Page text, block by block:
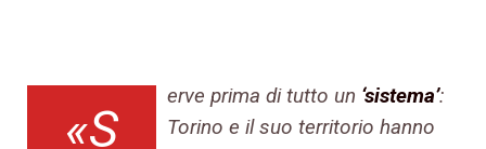
«S
erve prima di tutto un ‘sistema’:
Torino e il suo territorio hanno